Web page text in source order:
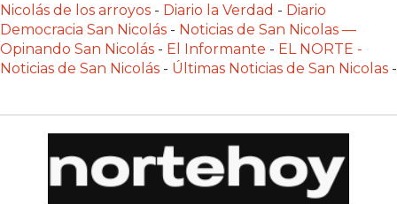
LA
MEJOR
PLATAFORMA?
ARGENTINA
Nicolás de los arroyos - Diario la Verdad - Diario
Democracia San Nicolás - Noticias de San Nicolas —
Opinando San Nicolás - El Informante - EL NORTE -
Noticias de San Nicolás - Últimas Noticias de San Nicolas -